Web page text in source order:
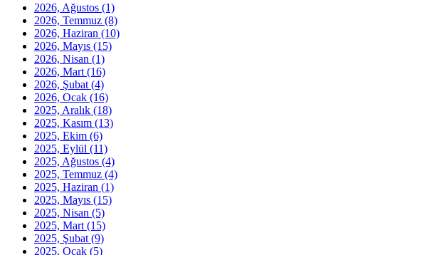
2026, Ağustos (1)
2026, Temmuz (8)
2026, Haziran (10)
2026, Mayıs (15)
2026, Nisan (1)
2026, Mart (16)
2026, Şubat (4)
2026, Ocak (16)
2025, Aralık (18)
2025, Kasım (13)
2025, Ekim (6)
2025, Eylül (11)
2025, Ağustos (4)
2025, Temmuz (4)
2025, Haziran (1)
2025, Mayıs (15)
2025, Nisan (5)
2025, Mart (15)
2025, Şubat (9)
2025, Ocak (5)